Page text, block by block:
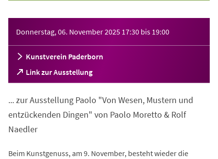
Donnerstag, 06. November 2025 17:30 bis 19:00
Kunstverein Paderborn
Link zur Ausstellung
(Öffnet
in
neuen
Tab)
... zur Ausstellung Paolo "Von Wesen, Mustern und
entzückenden Dingen" von Paolo Moretto & Rolf
Naedler
Beim Kunstgenuss, am 9. November, besteht wieder die